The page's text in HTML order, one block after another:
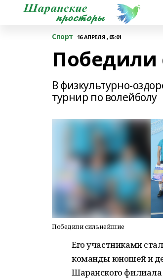
Спорт 16 АПРЕЛЯ , 05:01
В физкультурно-
турнир по волейболу
Победили сильнейшие
Его участниками
команды юношей и
Шаранского